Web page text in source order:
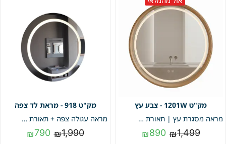
1201W - צבע עץ
מראה מסגרת עץ | תאורת לד 3 מצבים & מפשיר אדים | תאורה קדמית | קוטר 80 מק"ט 1201W
₪1,499
₪890
918 - מראת לד צפה
מראה עגולה צפה + תאורת לד | קוטר 70 | מק"ט 918
₪1,990
₪790